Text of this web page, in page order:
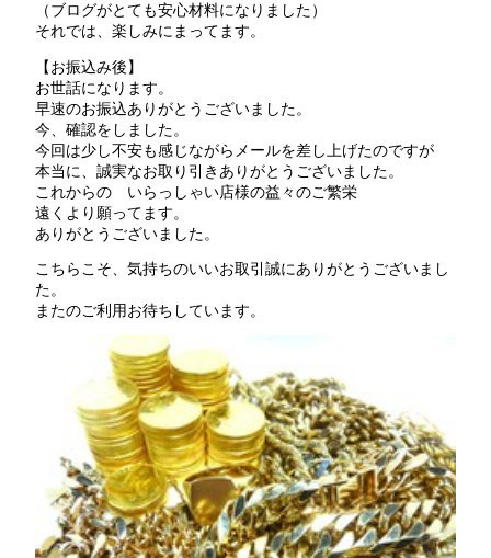
（ブログがとても安心材料になりました）
それでは、楽しみにまってます。
【お振込み後】
お世話になります。
早速のお振込ありがとうございました。
今、確認をしました。
今回は少し不安も感じながらメールを差し上げたのですが
本当に、誠実なお取り引きありがとうございました。
これからの いらっしゃい店様の益々のご繁栄
遠くより願ってます。
ありがとうございました。
こちらこそ、気持ちのいいお取引誠にありがとうございまし
た。
またのご利用お待ちしています。